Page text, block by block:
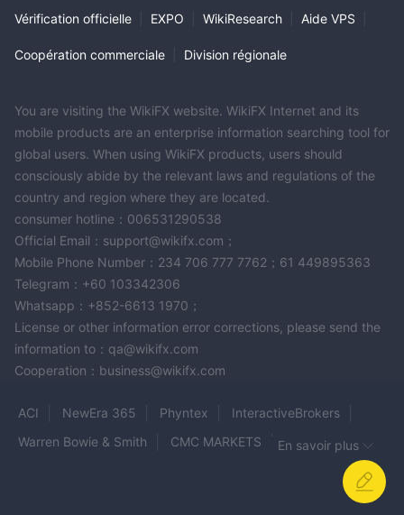
Vérification officielle EXPO WikiResearch Aide VPS
Coopération commerciale Division régionale
You are visiting the WikiFX website. WikiFX Internet and its
mobile products are an enterprise information searching tool for
global users. When using WikiFX products, users should
consciously abide by the relevant laws and regulations of the
country and region where they are located.
consumer hotline：006531290538
Official Email：support@wikifx.com；
Mobile Phone Number：234 706 777 7762；61 449895363
Telegram：+60 103342306
Whatsapp：+852-6613 1970；
License or other information error corrections, please send the
information to：qa@wikifx.com
Cooperation：business@wikifx.com
ACI NewEra 365 Phyntex
InteractiveBrokers
Warren Bowie & Smith
CMC MARKETS
En savoir plus